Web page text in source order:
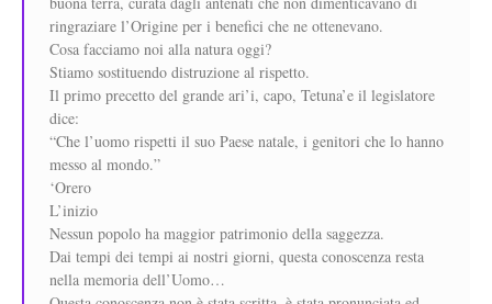
ringraziare l’Origine per i benefici che ne ottenevano.
Cosa facciamo noi alla natura oggi?
Stiamo sostituendo distruzione al rispetto.
Il primo precetto del grande ari’i, capo, Tetuna’e il legislatore
dice:
“Che l’uomo rispetti il suo Paese natale, i genitori che lo hanno
messo al mondo.”
‘Orero
L’inizio
Nessun popolo ha maggior patrimonio della saggezza.
Dai tempi dei tempi ai nostri giorni, questa conoscenza resta
nella memoria dell’Uomo…